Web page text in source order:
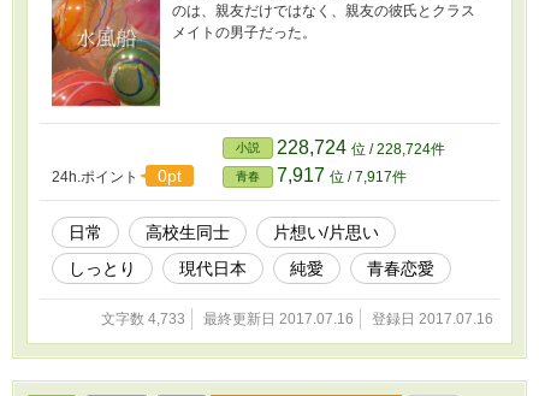
のは、親友だけではなく、親友の彼氏とクラス
メイトの男子だった。
24h.ポイント 0pt
小説 228,724 位 / 228,724件
青春 7,917 位 / 7,917件
日常 高校生同士
片想い/片思い
しっとり
現代日本 純愛 青春恋愛
文字数 4,733 最終更新日 2017.07.16 登録日 2017.07.16